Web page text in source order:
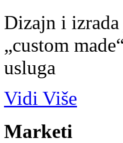
Dizajn i
„custom
usluga
Vidi Više
Marketi